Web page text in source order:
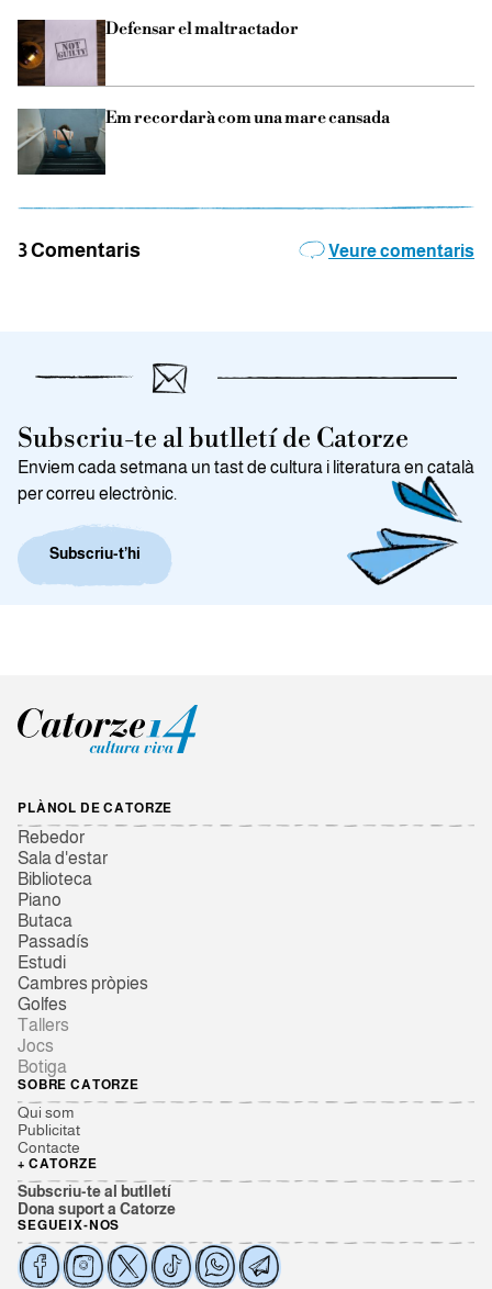
Defensar el maltractador
Em recordarà com una mare cansada
3 Comentaris Veure comentaris
Subscriu-te al butlletí de Catorze
Enviem cada setmana un tast de cultura i literatura en català
per correu electrònic.
Subscriu-t’hi
PLÀNOL DE CATORZE
Rebedor
Sala d'estar
Biblioteca
Piano
Butaca
Passadís
Estudi
Cambres pròpies
Golfes
Tallers
Jocs
Botiga
SOBRE CATORZE
Qui som
Publicitat
Contacte
+ CATORZE
Subscriu-te al butlletí
Dona suport a Catorze
SEGUEIX-NOS